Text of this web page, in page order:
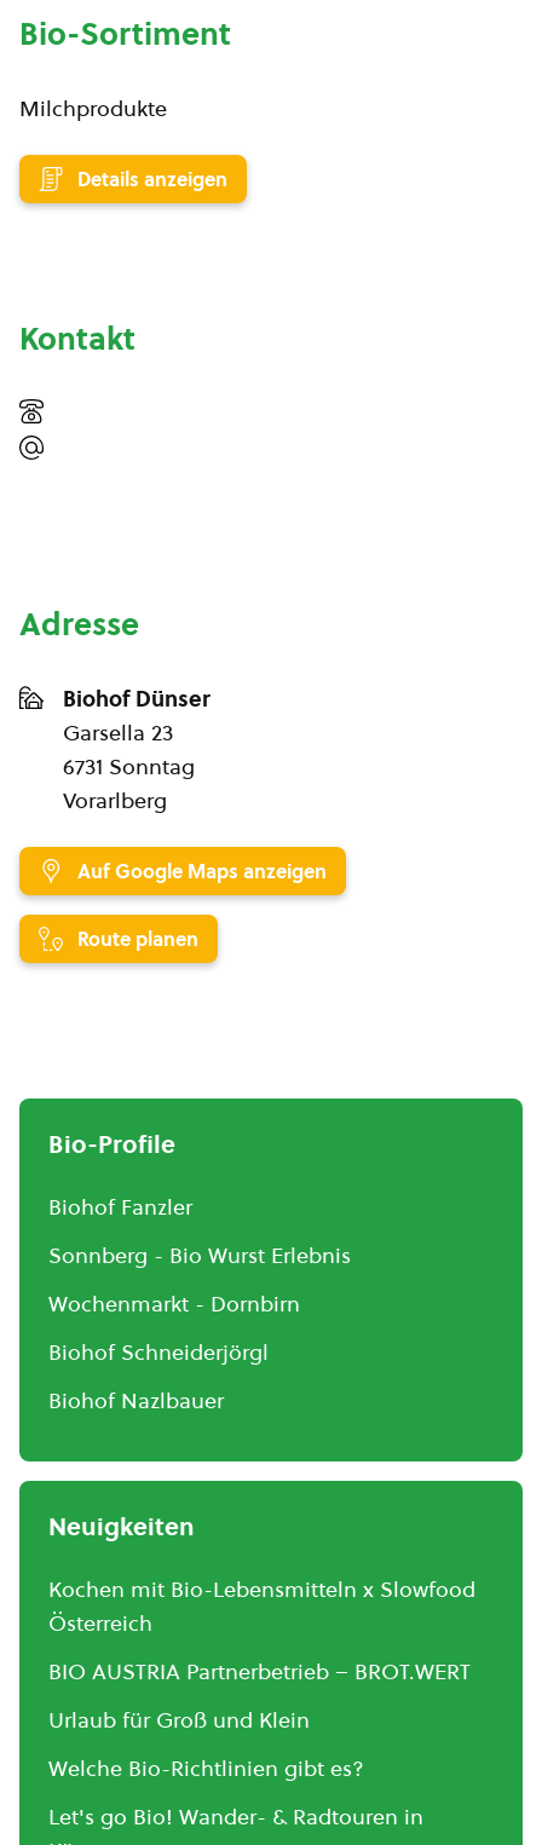
Bio-Sortiment
Milchprodukte
Details anzeigen
Kontakt
Adresse
Biohof Dünser
Garsella 23
6731 Sonntag
Vorarlberg
Auf Google Maps anzeigen
Route planen
Bio-Profile
Biohof Fanzler
Sonnberg - Bio Wurst Erlebnis
Wochenmarkt - Dornbirn
Biohof Schneiderjörgl
Biohof Nazlbauer
Neuigkeiten
Kochen mit Bio-Lebensmitteln x Slowfood
Österreich
BIO AUSTRIA Partnerbetrieb – BROT.WERT
Urlaub für Groß und Klein
Welche Bio-Richtlinien gibt es?
Let's go Bio! Wander- & Radtouren in